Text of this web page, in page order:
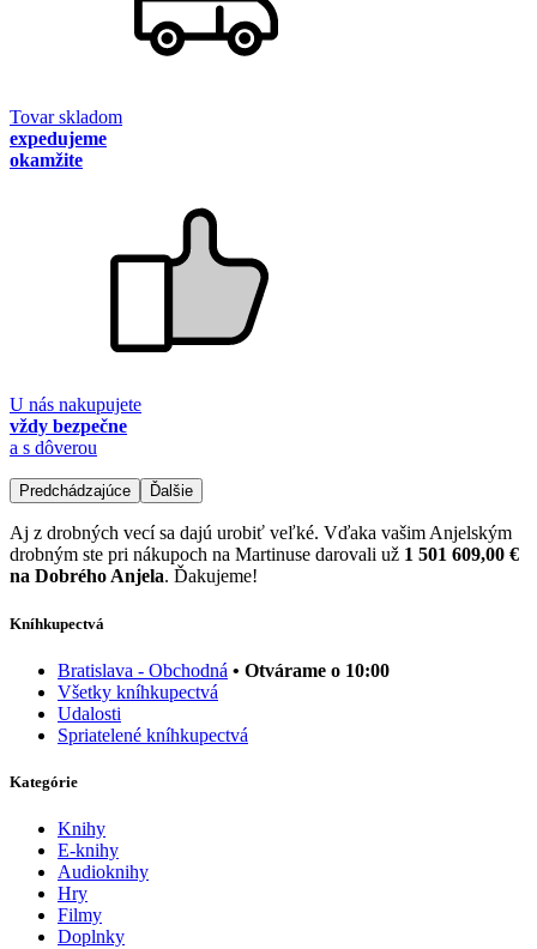
Tovar skladom
expedujeme
okamžite
U nás nakupujete
vždy bezpečne
a s dôverou
Predchádzajúce Ďalšie
Aj z drobných vecí sa dajú urobiť veľké. Vďaka vašim Anjelským
drobným ste pri nákupoch na Martinuse darovali už 1 501 609,00 €
na Dobrého Anjela. Ďakujeme!
Kníhkupectvá
Bratislava - Obchodná • Otvárame o 10:00
Všetky kníhkupectvá
Udalosti
Spriatelené kníhkupectvá
Kategórie
Knihy
E-knihy
Audioknihy
Hry
Filmy
Doplnky